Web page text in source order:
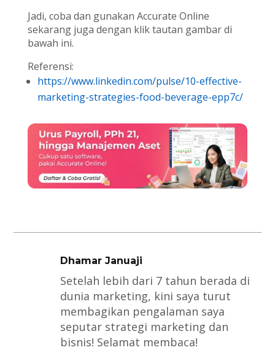
Jadi, coba dan gunakan Accurate Online
sekarang juga dengan klik tautan gambar di
bawah ini.
Referensi:
https://www.linkedin.com/pulse/10-effective-
marketing-strategies-food-beverage-epp7c/
Dhamar Januaji
Setelah lebih dari 7 tahun berada di
dunia marketing, kini saya turut
membagikan pengalaman saya
seputar strategi marketing dan
bisnis! Selamat membaca!